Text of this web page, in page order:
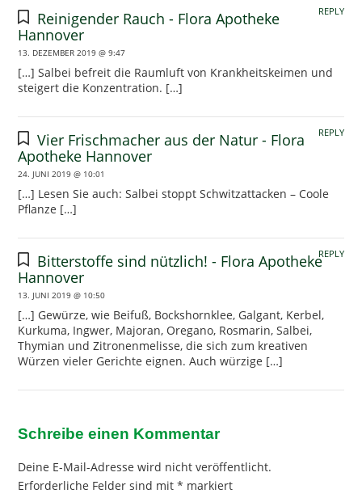
Reinigender Rauch - Flora Apotheke
Hannover
13. DEZEMBER 2019 @ 9:47
[…] Salbei befreit die Raumluft von Krankheitskeimen und
steigert die Konzentration. […]
REPLY
Vier Frischmacher aus der Natur - Flora
Apotheke Hannover
24. JUNI 2019 @ 10:01
[…] Lesen Sie auch: Salbei stoppt Schwitzattacken – Coole
Pflanze […]
REPLY
Bitterstoffe sind nützlich! - Flora Apotheke
Hannover
13. JUNI 2019 @ 10:50
[…] Gewürze, wie Beifuß, Bockshornklee, Galgant, Kerbel,
Kurkuma, Ingwer, Majoran, Oregano, Rosmarin, Salbei,
Thymian und Zitronenmelisse, die sich zum kreativen
Würzen vieler Gerichte eignen. Auch würzige […]
REPLY
Schreibe einen Kommentar
Deine E-Mail-Adresse wird nicht veröffentlicht.
Erforderliche Felder sind mit* markiert